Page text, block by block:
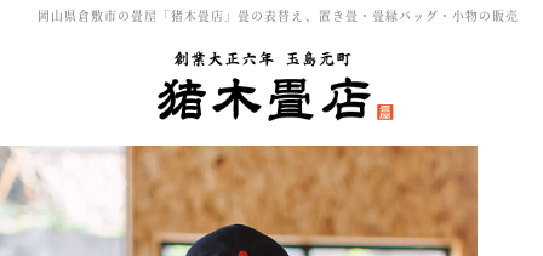
岡山県倉敷市の畳屋「猪木畳店」畳の表替え、置き畳・畳縁バッグ・小物の販売